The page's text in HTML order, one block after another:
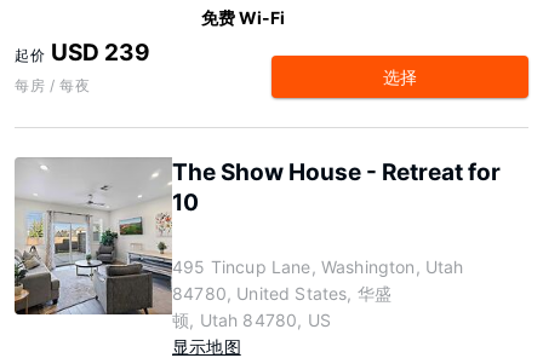
免费 Wi-Fi
起价 USD 239
每房 / 每夜 选择
The Show House - Retreat for
10
495 Tincup Lane, Washington, Utah
84780, United States, 华盛
顿, Utah 84780, US
显示地图